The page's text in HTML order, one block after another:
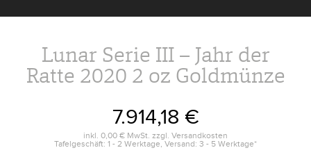
Lunar Serie III – Jahr der
Ratte 2020 2 oz Goldmünze
7.914,18 €
inkl. 0,00 € MwSt. zzgl. Versandkosten
Tafelgeschäft: 1 - 2 Werktage, Versand: 3 - 5 Werktage*